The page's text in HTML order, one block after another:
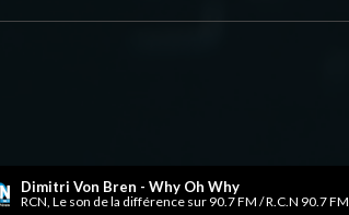
Dimitri Von Bren - Why Oh Why
RCN, Le son de la différence sur 90.7 FM / R.C.N 90.7 FM